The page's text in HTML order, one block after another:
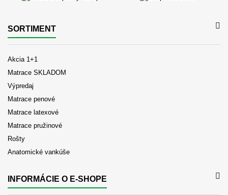
SORTIMENT
Akcia 1+1
Matrace SKLADOM
Výpredaj
Matrace penové
Matrace latexové
Matrace pružinové
Rošty
Anatomické vankúše
INFORMÁCIE O E-SHOPE